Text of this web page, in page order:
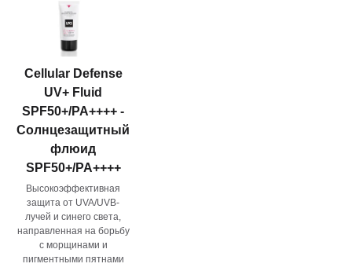
Cellular Defense
UV+ Fluid
SPF50+/PA++++ -
Солнцезащитный
флюид
SPF50+/PA++++
Высокоэффективная
защита от UVA/UVB-
лучей и синего света,
направленная на борьбу
с морщинами и
пигментными пятнами